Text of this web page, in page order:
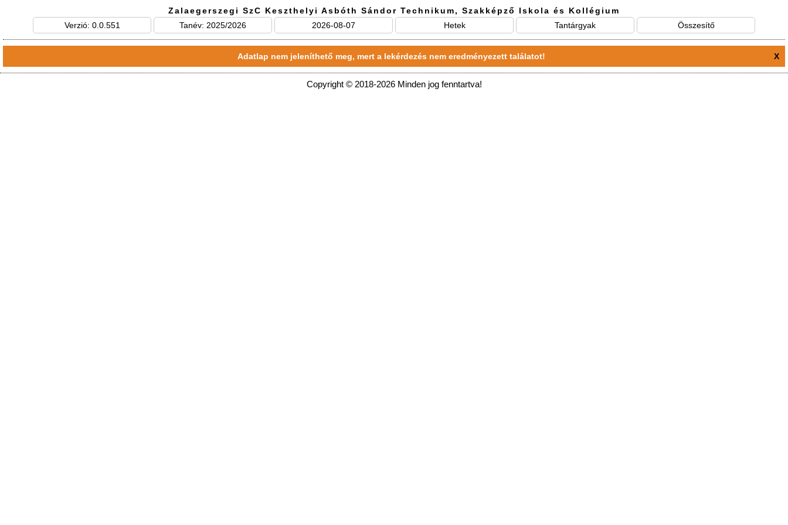
Zalaegerszegi SzC Keszthelyi Asbóth Sándor Technikum, Szakképző Iskola és Kollégium
Verzió: 0.0.551
Tanév: 2025/2026 2026-08-07 Hetek Tantárgyak Összesítő
Adatlap nem jeleníthető meg, mert a lekérdezés nem eredményezett találatot! X
Copyright © 2018-2026 Minden jog fenntartva!